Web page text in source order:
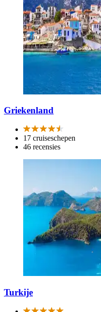
Griekenland
17 cruiseschepen
46 recensies
Turkije